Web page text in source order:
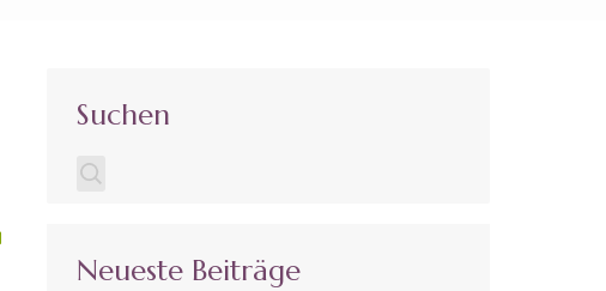
Suchen
Neueste Beiträge